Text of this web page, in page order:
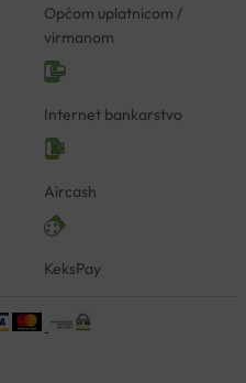
Općom uplatnicom /
virmanom
Internet bankarstvo
Aircash
KeksPay